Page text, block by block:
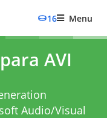
16 Menu
AVI
Audio/Visual